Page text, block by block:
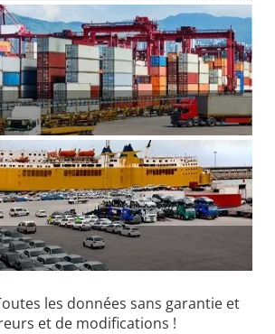
les données sans garantie et
et de modifications !